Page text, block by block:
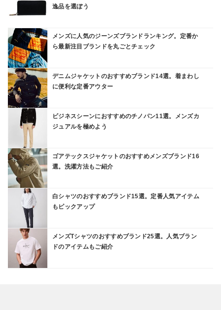
逸品を選ぼう
メンズに人気のジーンズブランドランキング。定番か
ら最新注目ブランドを丸ごとチェック
デニムジャケットのおすすめブランド14選。着まわし
に便利な定番アウター
ビジネスシーンにおすすめのチノパン11選。メンズカ
ジュアルを極めよう
ゴアテックスジャケットのおすすめメンズブランド16
選。洗濯方法もご紹介
白シャツのおすすめブランド15選。定番人気アイテム
もピックアップ
メンズTシャツのおすすめブランド25選。人気ブラン
ドのアイテムもご紹介